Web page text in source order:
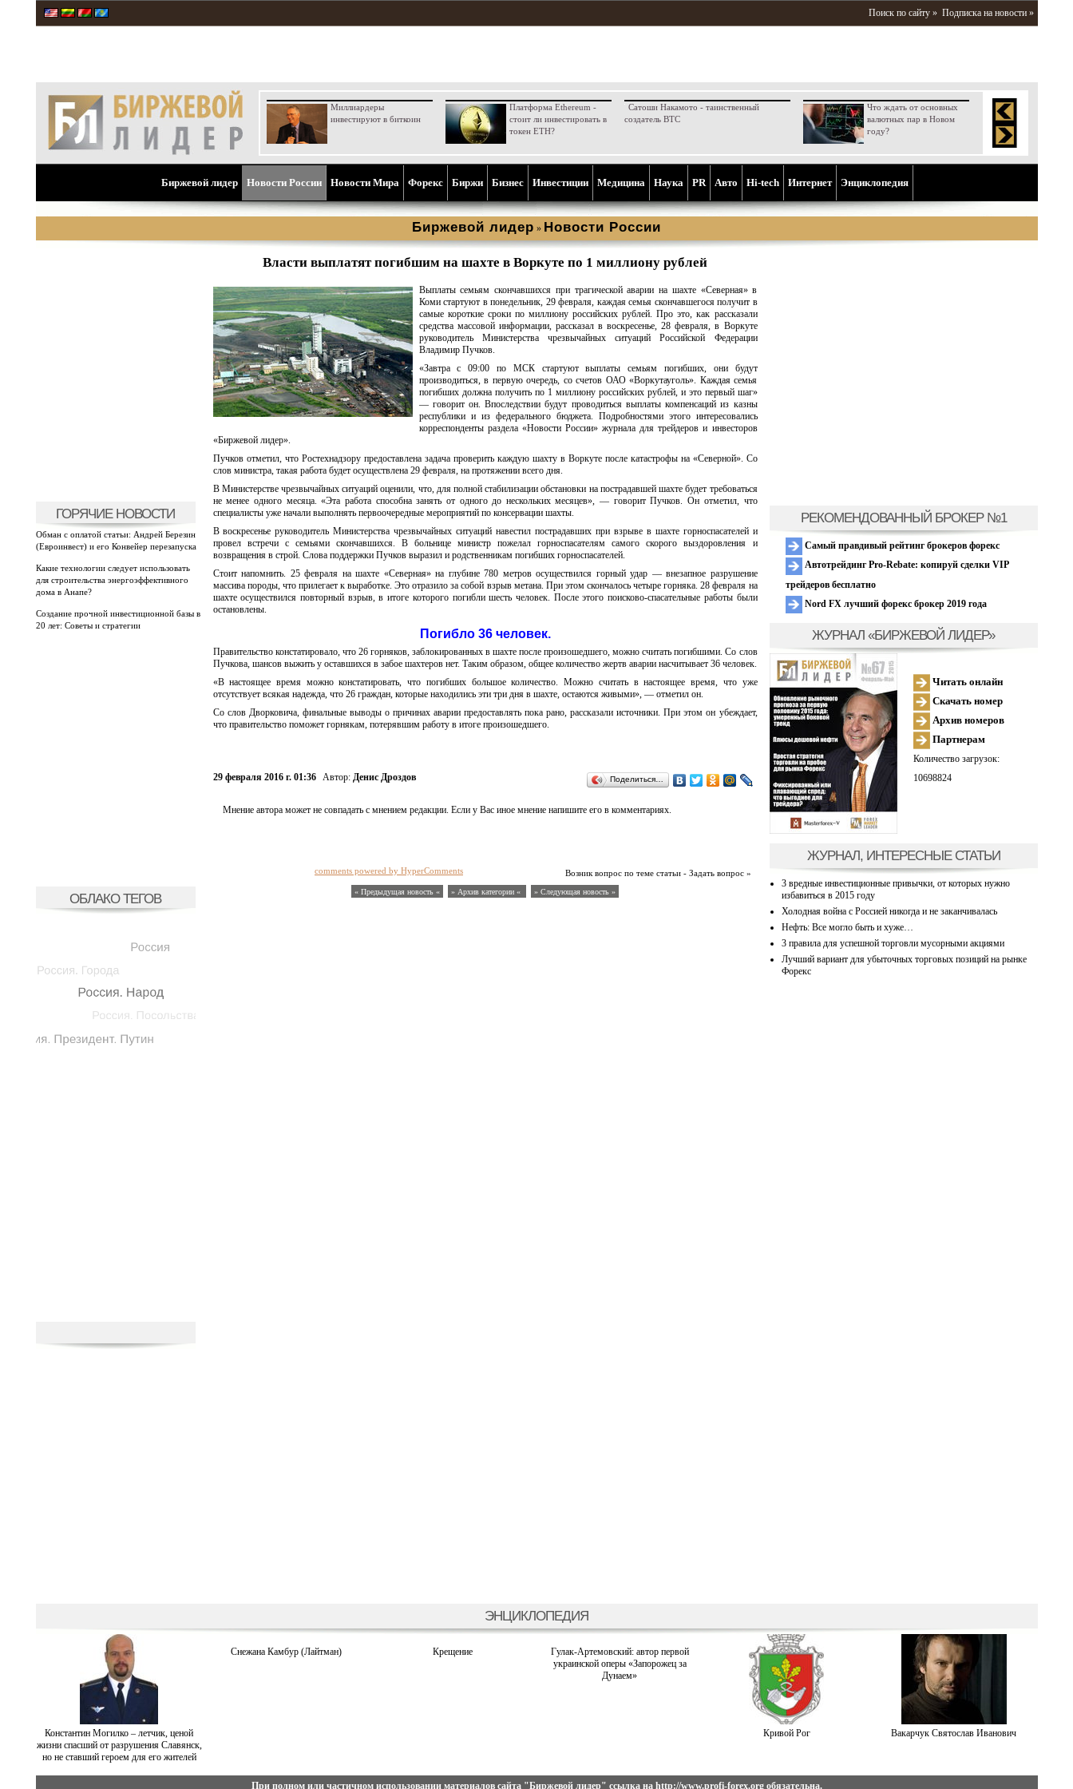
Поиск по сайту » Подписка на новости »
Миллиардеры
инвестируют в биткоин
Платформа Ethereum -
стоит ли инвестировать в
токен ETH?
Сатоши Накамото - таинственный
создатель BTC
Что ждать от основных
валютных пар в Новом
году?
Биржевой лидер Новости России Новости Мира Форекс Биржи Бизнес Инвестиции Медицина Наука PR Aвто Hi-tech Интернет Энциклопедия
Биржевой лидер » Новости России
ГОРЯЧИЕ НОВОСТИ
Обман с оплатой статьи: Андрей Березин
(Евроинвест) и его Конвейер перезапуска
Какие технологии следует использовать
для строительства энергоэффективного
дома в Анапе?
Создание прочной инвестиционной базы в
20 лет: Советы и стратегии
ОБЛАКО ТЕГОВ
Власти выплатят погибшим на шахте в Воркуте по 1 миллиону рублей
Выплаты семьям скончавшихся при трагической аварии на шахте «Северная» в
Коми стартуют в понедельник, 29 февраля, каждая семья скончавшегося получит в
самые короткие сроки по миллиону российских рублей. Про это, как рассказали
средства массовой информации, рассказал в воскресенье, 28 февраля, в Воркуте
руководитель Министерства чрезвычайных ситуаций Российской Федерации
Владимир Пучков.
«Завтра с 09:00 по МСК стартуют выплаты семьям погибших, они будут
производиться, в первую очередь, со счетов ОАО «Воркутауголь». Каждая семья
погибших должна получить по 1 миллиону российских рублей, и это первый шаг»
— говорит он. Впоследствии будут проводиться выплаты компенсаций из казны
республики и из федерального бюджета. Подробностями этого интересовались
корреспонденты раздела «Новости России» журнала для трейдеров и инвесторов
«Биржевой лидер».
Пучков отметил, что Ростехнадзору предоставлена задача проверить каждую шахту в Воркуте после катастрофы на «Северной». Со
слов министра, такая работа будет осуществлена 29 февраля, на протяжении всего дня.
В Министерстве чрезвычайных ситуаций оценили, что, для полной стабилизации обстановки на пострадавшей шахте будет требоваться
не менее одного месяца. «Эта работа способна занять от одного до нескольких месяцев», — говорит Пучков. Он отметил, что
специалисты уже начали выполнять первоочередные мероприятий по консервации шахты.
В воскресенье руководитель Министерства чрезвычайных ситуаций навестил пострадавших при взрыве в шахте горноспасателей и
провел встречи с семьями скончавшихся. В больнице министр пожелал горноспасателям самого скорого выздоровления и
возвращения в строй. Слова поддержки Пучков выразил и родственникам погибших горноспасателей.
Стоит напомнить. 25 февраля на шахте «Северная» на глубине 780 метров осуществился горный удар — внезапное разрушение
массива породы, что прилегает к выработке. Это отразило за собой взрыв метана. При этом скончалось четыре горняка. 28 февраля на
шахте осуществился повторный взрыв, в итоге которого погибли шесть человек. После этого поисково-спасательные работы были
остановлены.
Погибло 36 человек.
Правительство констатировало, что 26 горняков, заблокированных в шахте после произошедшего, можно считать погибшими. Со слов
Пучкова, шансов выжить у оставшихся в забое шахтеров нет. Таким образом, общее количество жертв аварии насчитывает 36 человек.
«В настоящее время можно констатировать, что погибших большое количество. Можно считать в настоящее время, что уже
отсутствует всякая надежда, что 26 граждан, которые находились эти три дня в шахте, остаются живыми», — отметил он.
Со слов Дворковича, финальные выводы о причинах аварии предоставлять пока рано, рассказали источники. При этом он убеждает,
что правительство поможет горнякам, потерявшим работу в итоге произошедшего.
29 февраля 2016 г. 01:36 Автор: Денис Дроздов Поделиться…
Мнение автора может не совпадать с мнением редакции. Если у Вас иное мнение напишите его в комментариях.
Возник вопрос по теме статьи - Задать вопрос »
comments powered by HyperComments
« Предыдущая новость « » Архив категории « » Следующая новость »
РЕКОМЕНДОВАННЫЙ БРОКЕР №1
Самый правдивый рейтинг брокеров форекс
Автотрейдинг Pro-Rebate: копируй сделки VIP
трейдеров бесплатно
Nord FX лучший форекс брокер 2019 года
ЖУРНАЛ «БИРЖЕВОЙ ЛИДЕР»
Читать онлайн
Скачать номер
Архив номеров
Партнерам
Количество загрузок:
10698824
ЖУРНАЛ, ИНТЕРЕСНЫЕ СТАТЬИ
3 вредные инвестиционные привычки, от которых нужно
избавиться в 2015 году
Холодная война с Россией никогда и не заканчивалась
Нефть: Все могло быть и хуже…
3 правила для успешной торговли мусорными акциями
Лучший вариант для убыточных торговых позиций на рынке
Форекс
ЭНЦИКЛОПЕДИЯ
Константин Могилко – летчик, ценой
жизни спасший от разрушения Славянск,
но не ставший героем для его жителей
Снежана Камбур (Лайтман) Крещение
Гулак-Артемовский: автор первой
украинской оперы «Запорожец за
Дунаем»
Кривой Рог Вакарчук Святослав Иванович
При полном или частичном использовании материалов сайта "Биржевой лидер" ссылка на http://www.profi-forex.orgобязательна.